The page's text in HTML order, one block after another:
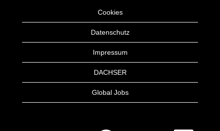
Cookies
Datenschutz
Impressum
DACHSER
Global Jobs